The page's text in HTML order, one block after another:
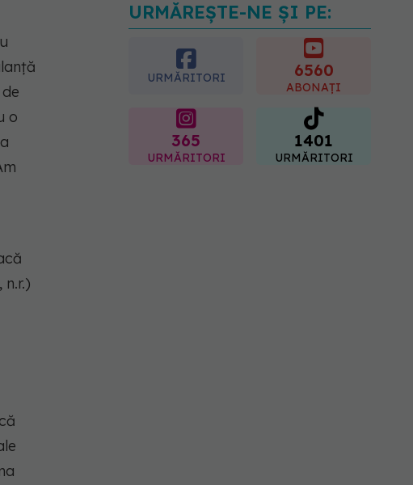
o
Gabriela Cristea, manifest
pentru respect și
acceptare: Corpul
fiecăruia spune o poveste
05.08.2026, 21:23
URMĂREȘTE-NE ȘI PE:
URMĂRITORI 6560
ABONAȚI
365
URMĂRITORI
1401
URMĂRITORI